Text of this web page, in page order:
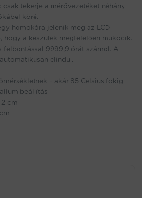
csak tekerje a mérővezetéket néhány
köré.
homokóra jelenik meg az LCD
hogy a készülék megfelelően működik.
felbontással 9999,9 órát számol. A
elindul.
– akár 85 Celsius fokig.
beállítás
2 cm